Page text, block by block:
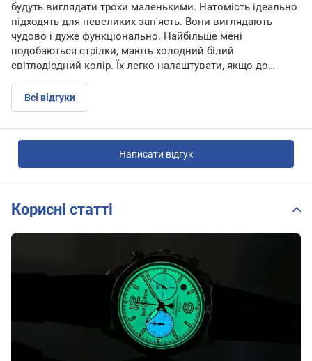
будуть виглядати трохи маленькими. Натомість ідеально
підходять для невеликих зап'ясть. Вони виглядають
чудово і дуже функціонально. Найбільше мені
подобаються стрілки, мають холодний білий
світлодіодний колір. Їх легко налаштувати, якщо до…
Всі відгуки
Написати відгук
Корисні статті